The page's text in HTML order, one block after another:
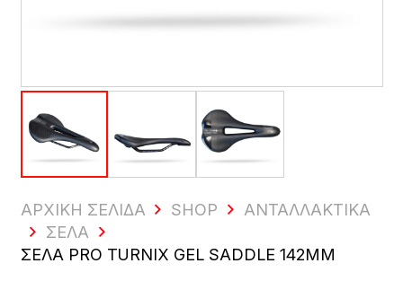
ΑΡΧΙΚΗ ΣΕΛΙΔΑ SHOP
ΑΝΤΑΛΛΑΚΤΙΚΆ
ΣΈΛΑ
ΣΈΛΑ PRO TURNIX GEL SADDLE 142MM